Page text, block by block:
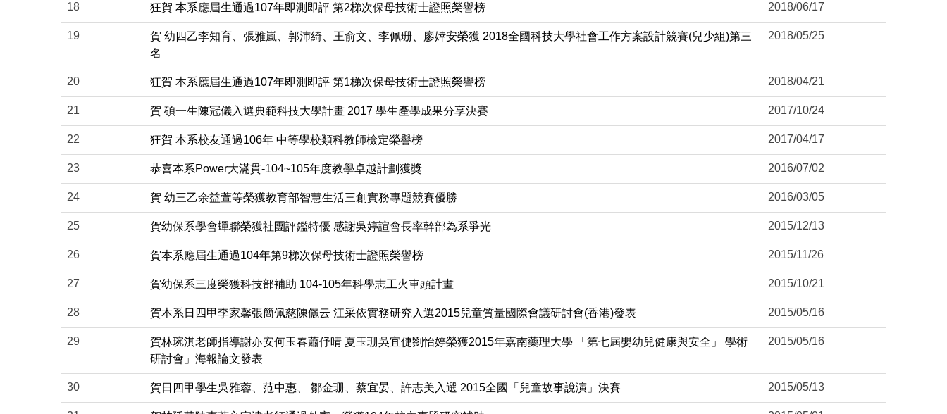
18 狂賀 本系應屆生通過107年即測即評 第2梯次保母技術士證照榮譽榜 2018/06/17
19
賀 幼四乙李知育、張雅嵐、郭沛綺、王俞文、李佩珊、廖婞安榮獲 2018全國科技大學社會工作方案設計競賽(兒少組)第三
名
2018/05/25
20 狂賀 本系應屆生通過107年即測即評 第1梯次保母技術士證照榮譽榜 2018/04/21
21 賀 碩一生陳冠儀入選典範科技大學計畫 2017 學生產學成果分享決賽 2017/10/24
22 狂賀 本系校友通過106年 中等學校類科教師檢定榮譽榜 2017/04/17
23 恭喜本系Power大滿貫-104~105年度教學卓越計劃獲獎 2016/07/02
24 賀 幼三乙余益萱等榮獲教育部智慧生活三創實務專題競賽優勝 2016/03/05
25 賀幼保系學會蟬聯榮獲社團評鑑特優 感謝吳婷諠會長率幹部為系爭光 2015/12/13
26 賀本系應屆生通過104年第9梯次保母技術士證照榮譽榜 2015/11/26
27 賀幼保系三度榮獲科技部補助 104-105年科學志工火車頭計畫 2015/10/21
28 賀本系日四甲李家馨張簡佩慈陳儷云 江采依實務研究入選2015兒童質量國際會議研討會(香港)發表 2015/05/16
29
賀林琬淇老師指導謝亦安何玉春蕭伃晴 夏玉珊吳宜倢劉怡婷榮獲2015年嘉南藥理大學 「第七屆嬰幼兒健康與安全」 學術
研討會」海報論文發表
2015/05/16
30 賀日四甲學生吳雅蓉、范中惠、 鄒金珊、蔡宜晏、許志美入選 2015全國「兒童故事說演」決賽 2015/05/13